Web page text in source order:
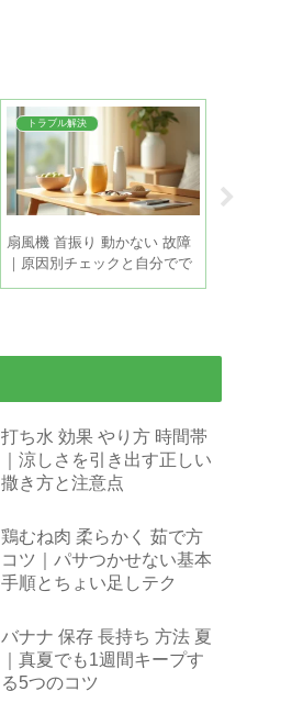
トラブル解決
扇風機 首振り 動かない 故障
｜原因別チェックと自分でで
きる直し方
打ち水 効果 やり方 時間帯
｜涼しさを引き出す正しい
撒き方と注意点
鶏むね肉 柔らかく 茹で方
コツ｜パサつかせない基本
手順とちょい足しテク
バナナ 保存 長持ち 方法 夏
｜真夏でも1週間キープす
る5つのコツ